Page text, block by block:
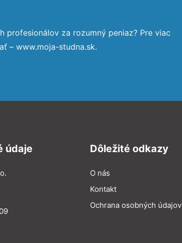
profesionálov za rozumný peniaz? Pre viac
– www.moja-studna.sk.
údaje Dôležité odkazy
O nás
Kontakt
Ochrana osobných údajov